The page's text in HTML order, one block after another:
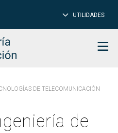
UTILIDADES
DE TELECOMUNICACIÓN
de